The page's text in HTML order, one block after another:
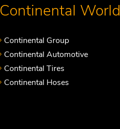
Continental World
Continental Group
Continental Automotive
Continental Tires
Continental Hoses